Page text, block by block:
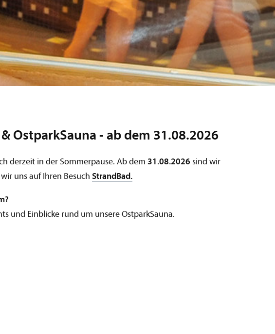
OstparkSauna - ab dem 31.08.2026
derzeit in der Sommerpause. Ab dem31.08.2026 sind wir
uns auf Ihren BesuchStrandBad.
und Einblicke rund um unsere OstparkSauna.